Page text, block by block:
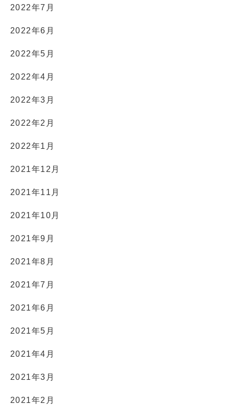
2022年7月
2022年6月
2022年5月
2022年4月
2022年3月
2022年2月
2022年1月
2021年12月
2021年11月
2021年10月
2021年9月
2021年8月
2021年7月
2021年6月
2021年5月
2021年4月
2021年3月
2021年2月